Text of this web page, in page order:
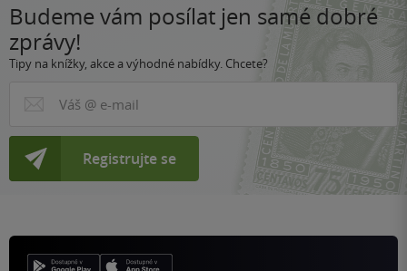
Budeme vám posílat jen samé dobré
zprávy!
Tipy na knížky, akce a výhodné nabídky. Chcete?
Registrujte se